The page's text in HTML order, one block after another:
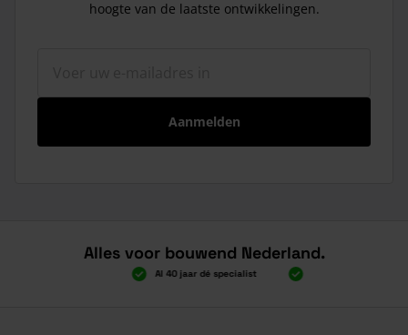
hoogte van de laatste ontwikkelingen.
Aanmelden
Alles voor bouwend Nederland.
Al 40 jaar dé specialist
Alles onder één dak